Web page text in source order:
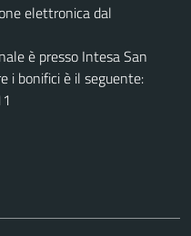
elettronica dal
è presso Intesa San
i bonifici è il seguente: